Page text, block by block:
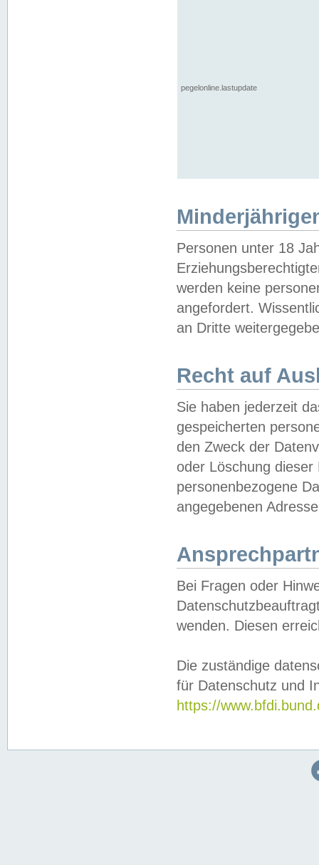
pegelonline.lastupdate
Personen unter 18
werden keine
angefordert.
an Dritte
Recht auf
Sie haben jederzeit
gespeicherten
den Zweck der
oder Löschung
personenbezogene
angegebenen
Bei Fragen oder
wenden. Diesen
Die zuständige
für Datenschutz und
https://